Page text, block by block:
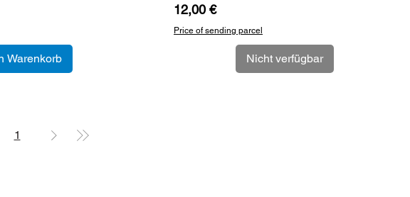
Warenkorb
Preis
12,00 €
Price of sending parcel
Nicht verfügbar
1